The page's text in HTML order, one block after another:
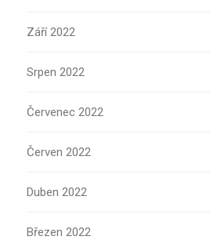
Září 2022
Srpen 2022
Červenec 2022
Červen 2022
Duben 2022
Březen 2022